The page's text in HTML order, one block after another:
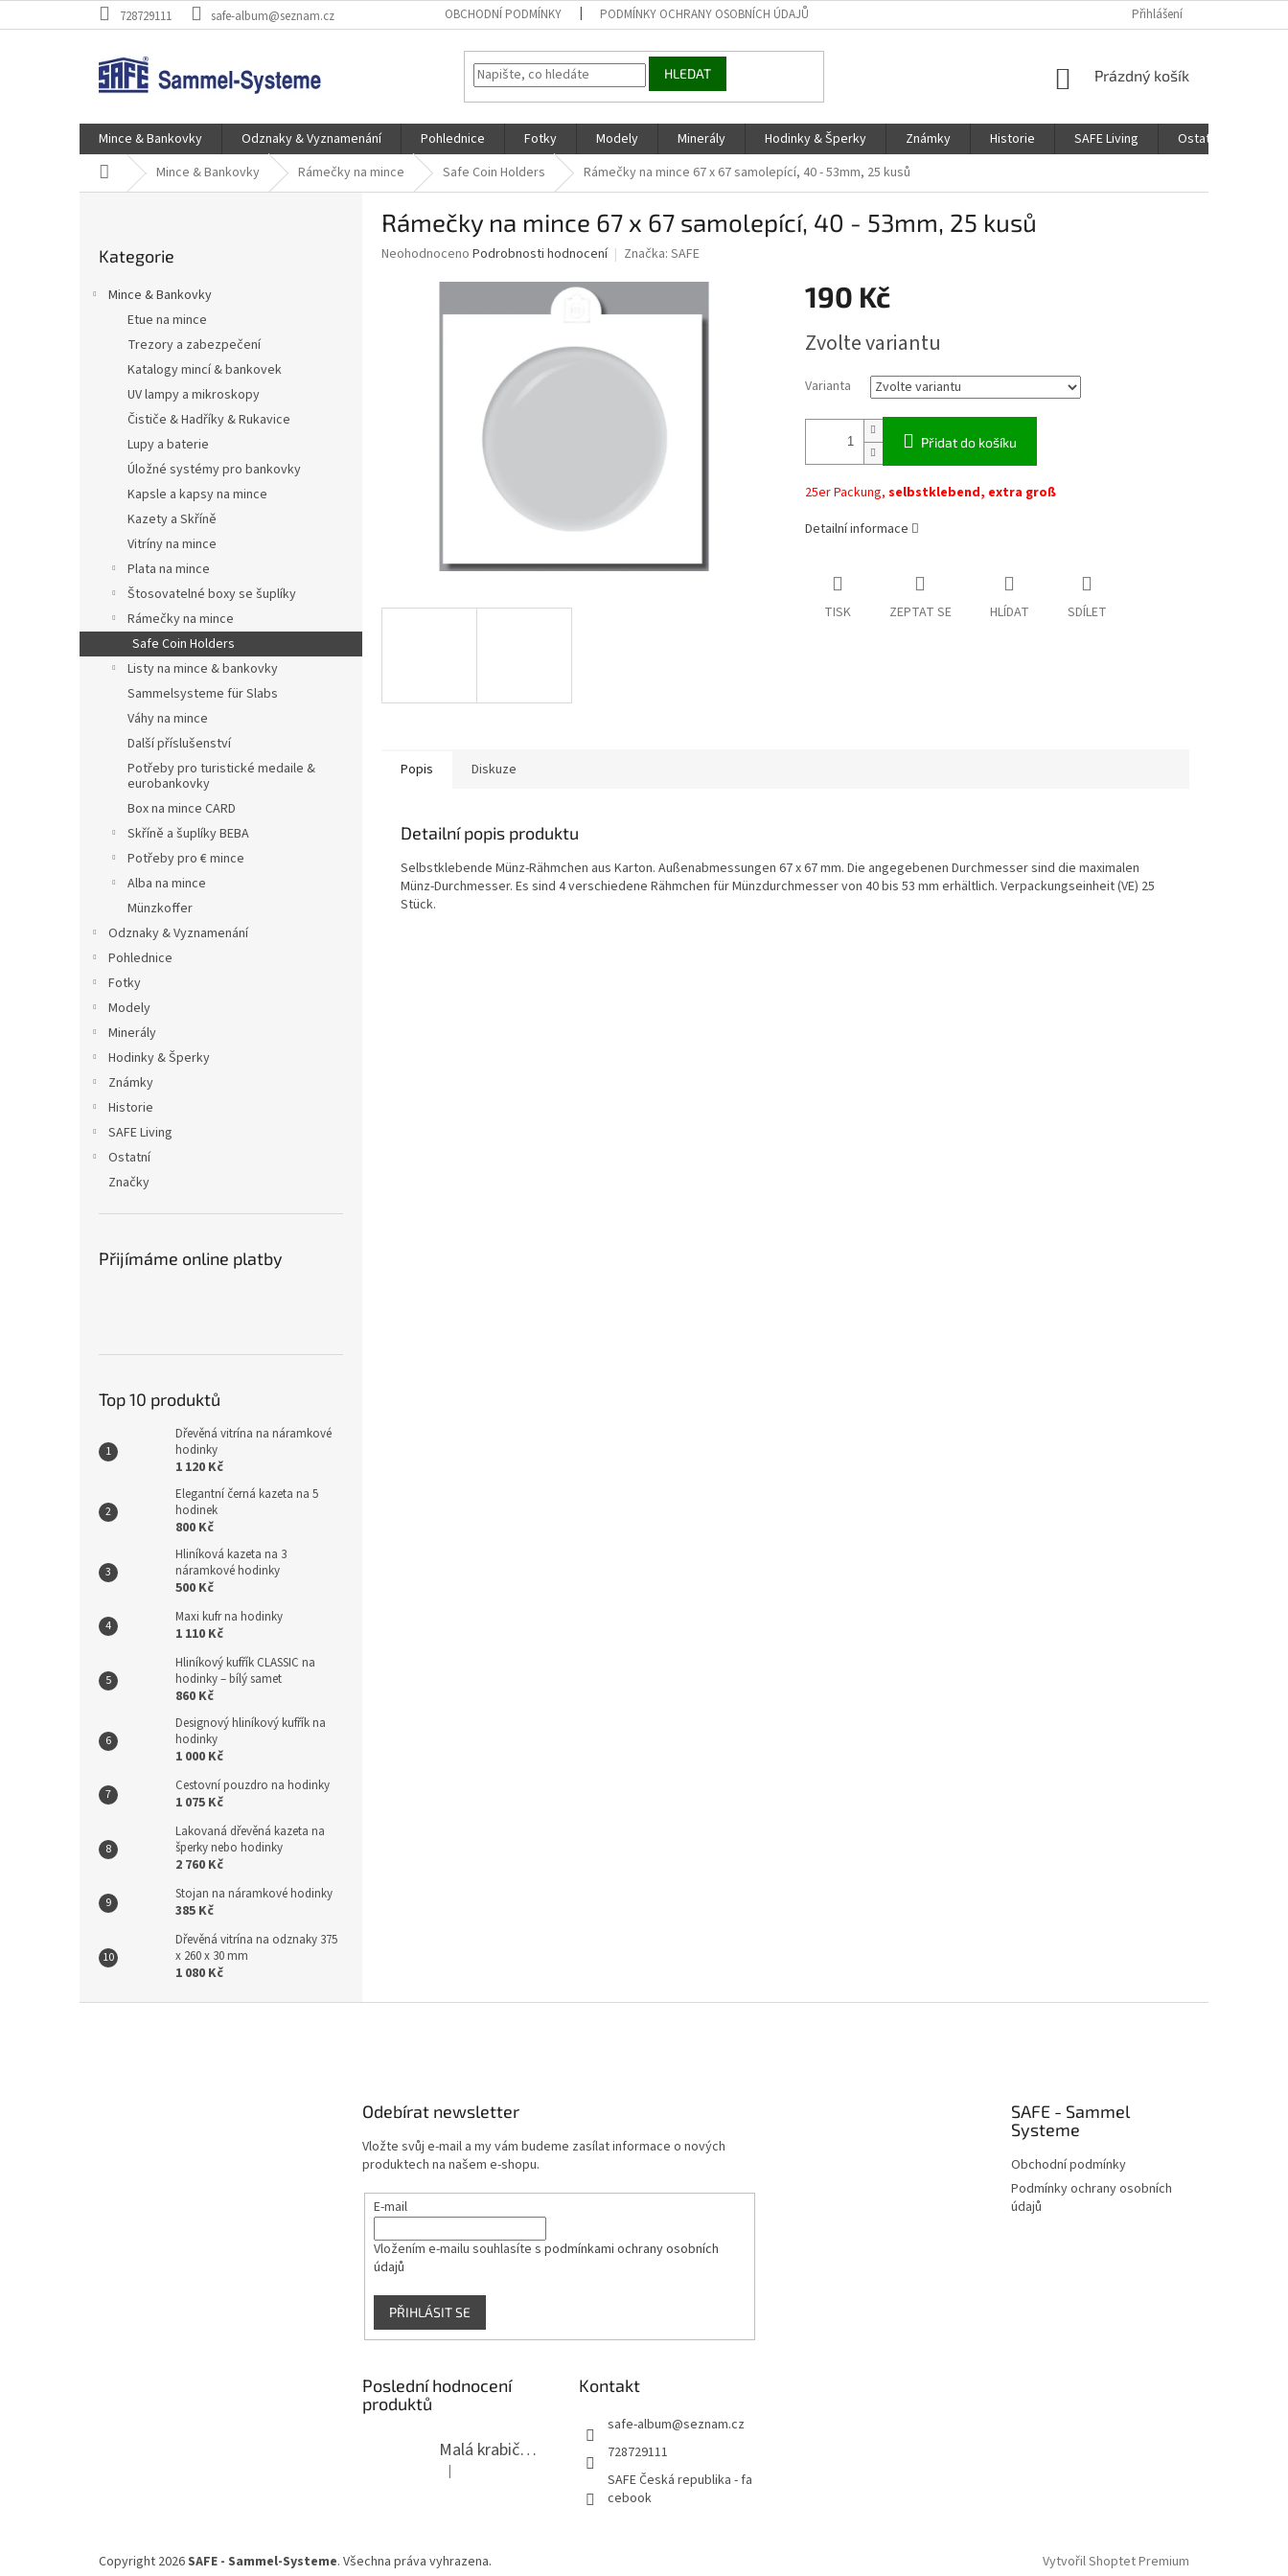
na
728729111 safe-album@seznam.cz OBCHODNÍ PODMÍNKY PODMÍNKY OCHRANY OSOBNÍCH ÚDAJŮ Přihlášení
HLEDAT
NÁKUPNÍ
Prázdný košík
Mince & Bankovky Odznaky & Vyznamenání Pohlednice Fotky Modely Minerály Hodinky & Šperky Známky Historie SAFE Living Ostatní
Domů Mince & Bankovky Rámečky na mince Safe Coin Holders Rámečky na mince 67 x 67 samolepící, 40 - 53mm, 25 kusů
kategorie
Kategorie
Mince & Bankovky
Etue na mince
Trezory a zabezpečení
Katalogy mincí & bankovek
UV lampy a mikroskopy
Čističe & Hadříky & Rukavice
Lupy a baterie
Úložné systémy pro bankovky
Kapsle a kapsy na mince
Kazety a Skříně
Vitríny na mince
Plata na mince
Štosovatelné boxy se šuplíky
Rámečky na mince
Safe Coin Holders
Listy na mince & bankovky
Sammelsysteme für Slabs
Váhy na mince
Další příslušenství
Potřeby pro turistické medaile &
eurobankovky
Box na mince CARD
Skříně a šuplíky BEBA
Potřeby pro € mince
Alba na mince
Münzkoffer
Odznaky & Vyznamenání
Pohlednice
Fotky
Modely
Minerály
Hodinky & Šperky
Známky
Historie
SAFE Living
Ostatní
Značky
Přijímáme online platby
Top 10 produktů
Dřevěná vitrína na náramkové
hodinky
1 120 Kč
Elegantní černá kazeta na 5
hodinek
800 Kč
Hliníková kazeta na 3
náramkové hodinky
500 Kč
Maxi kufr na hodinky
1 110 Kč
Hliníkový kufřík CLASSIC na
hodinky – bílý samet
860 Kč
Designový hliníkový kufřík na
hodinky
1 000 Kč
Cestovní pouzdro na hodinky
1 075 Kč
Lakovaná dřevěná kazeta na
šperky nebo hodinky
2 760 Kč
Stojan na náramkové hodinky
385 Kč
Dřevěná vitrína na odznaky 375
x 260 x 30 mm
1 080 Kč
Rámečky na mince 67 x 67 samolepící, 40 - 53mm, 25 kusů
Průměrné
Neohodnoceno Podrobnosti hodnocení Značka: SAFE
190 Kč
cena:
Zvolte variantu
Varianta
Přidat do košíku
25er Packung, selbstklebend, extra groß
Detailní informace
TISK ZEPTAT SE HLÍDAT SDÍLET
Popis Diskuze
Detailní popis produktu
Selbstklebende Münz-Rähmchen aus Karton. Außenabmessungen 67 x 67 mm. Die angegebenen Durchmesser sind die maximalen
Münz-Durchmesser. Es sind 4 verschiedene Rähmchen für Münzdurchmesser von 40 bis 53 mm erhältlich. Verpackungseinheit (VE) 25
Stück.
Odebírat newsletter
Vložte svůj e-mail a my vám budeme zasílat informace o nových
produktech na našem e-shopu.
E-mail
Vložením e-mailu souhlasíte s podmínkami ochrany osobních
údajů
PŘIHLÁSIT SE
SAFE - Sammel
Systeme
Obchodní podmínky
Podmínky ochrany osobních
údajů
Poslední hodnocení
produktů
Malá krabička na minerály
Hodnocení produktu je 4 z 5 hvězdiček.
|
Kontakt
safe-album@seznam.cz
728729111
SAFE Česká republika - fa
cebook
Vytvořil Shoptet Premium
Copyright 2026SAFE - Sammel-Systeme. Všechna práva vyhrazena.